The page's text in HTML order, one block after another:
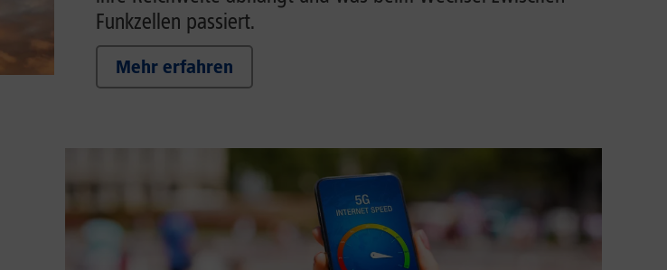
Funkzellen passiert.
Mehr erfahren